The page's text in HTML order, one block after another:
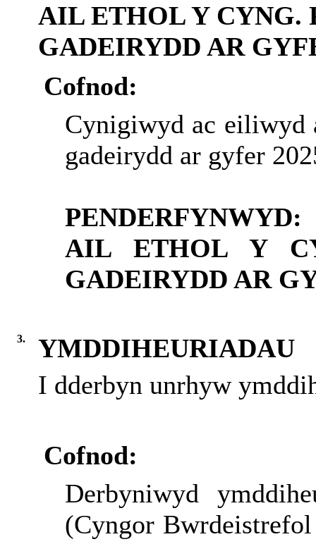
AIL ETHOL Y CYNG.
GADEIRYDD AR
Cofnod:
Cynigiwyd ac eiliwyd
gadeirydd ar gyfer
PENDERFYNWYD:
AIL ETHOL Y
GADEIRYDD AR
3.
YMDDIHEURIADAU
I dderbyn unrhyw
Cofnod:
Derbyniwyd
(Cyngor